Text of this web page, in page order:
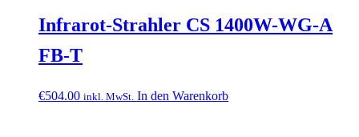
Infrarot-Strahler CS 1400W-WG-A
FB-T
€504.00 inkl. MwSt. In den Warenkorb